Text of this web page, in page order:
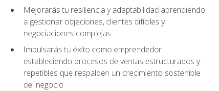
Mejorarás tu resiliencia y adaptabilidad aprendiendo
a gestionar objeciones, clientes difíciles y
negociaciones complejas
Impulsarás tu éxito como emprendedor
estableciendo procesos de ventas estructurados y
repetibles que respalden un crecimiento sostenible
del negocio